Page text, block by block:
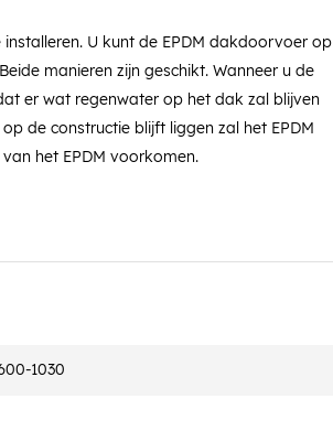
U kunt de EPDM dakdoorvoer op
manieren zijn geschikt. Wanneer u de
er wat regenwater op het dak zal blijven
de constructie blijft liggen zal het EPDM
het EPDM voorkomen.
1030